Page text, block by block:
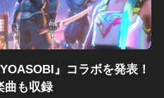
』コラボを発表！
曲も収録